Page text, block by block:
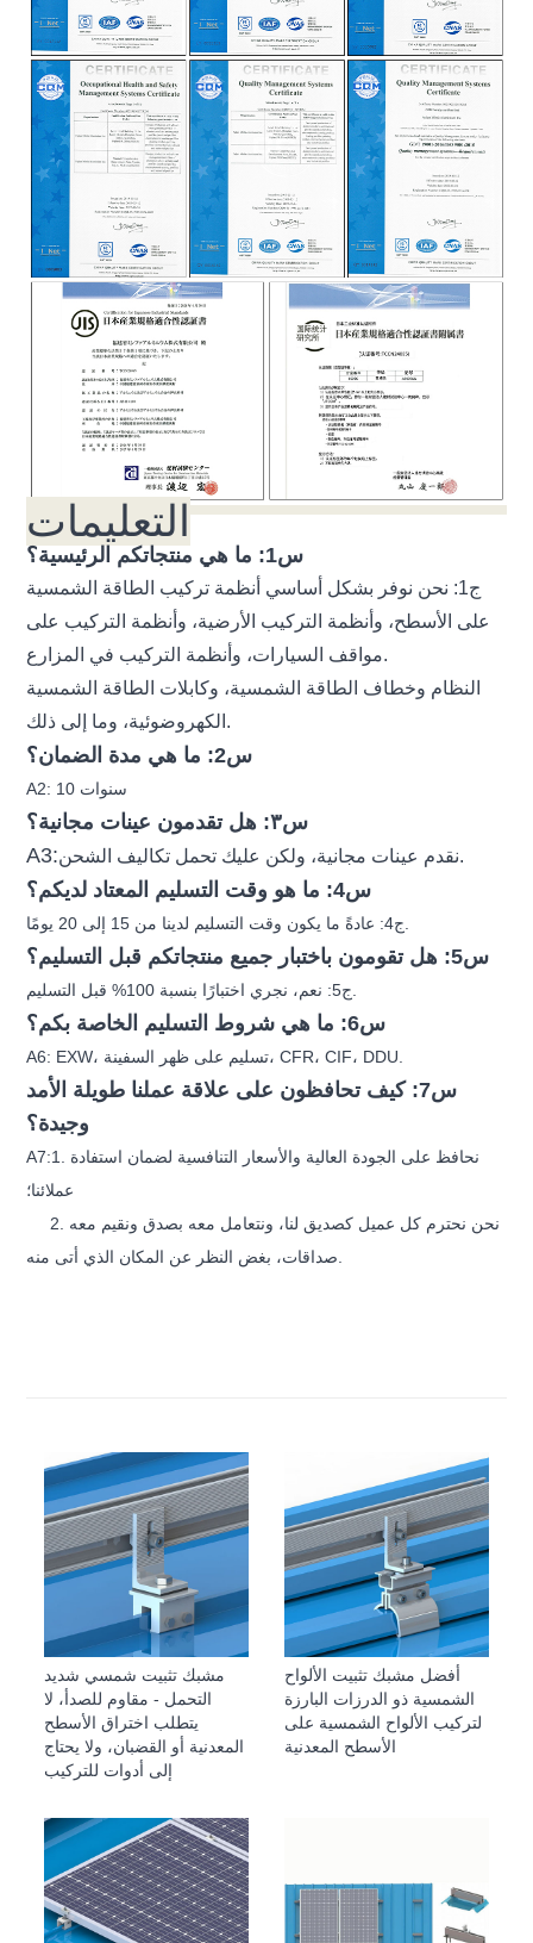
التعليمات
س1: ما هي منتجاتكم الرئيسية؟
ج1: نحن نوفر بشكل أساسي أنظمة تركيب الطاقة الشمسية
على الأسطح، وأنظمة التركيب الأرضية، وأنظمة التركيب على
مواقف السيارات، وأنظمة التركيب في المزارع.
النظام وخطاف الطاقة الشمسية، وكابلات الطاقة الشمسية
الكهروضوئية، وما إلى ذلك.
س2: ما هي مدة الضمان؟
A2: 10 سنوات
س٣: هل تقدمون عينات مجانية؟
A3:
نقدم عينات مجانية، ولكن عليك تحمل تكاليف الشحن.
س4: ما هو وقت التسليم المعتاد لديكم؟
س5: هل تقومون باختبار جميع منتجاتكم قبل التسليم؟
س6: ما هي شروط التسليم الخاصة بكم؟
A6: EXW، تسليم على ظهر السفينة، CFR، CIF، DDU.
س7: كيف تحافظون على علاقة عملنا طويلة الأمد
وجيدة؟
A7:1. نحافظ على الجودة العالية والأسعار التنافسية لضمان استفادة
عملائنا؛
2. نحن نحترم كل عميل كصديق لنا، ونتعامل معه بصدق ونقيم معه
مشبك تثبيت شمسي شديد
التحمل - مقاوم للصدأ، لا
يتطلب اختراق الأسطح
المعدنية أو القضبان، ولا يحتاج
إلى أدوات للتركيب
أفضل مشبك تثبيت الألواح
الشمسية ذو الدرزات البارزة
لتركيب الألواح الشمسية على
الأسطح المعدنية